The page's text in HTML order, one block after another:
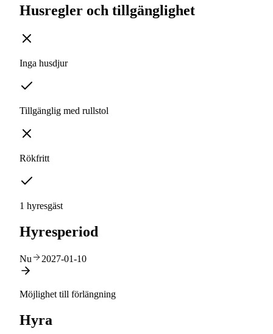
Husregler och tillgänglighet
Inga husdjur
Tillgänglig med rullstol
Rökfritt
1 hyresgäst
Hyresperiod
Nu 2027-01-10
Möjlighet till förlängning
Hyra